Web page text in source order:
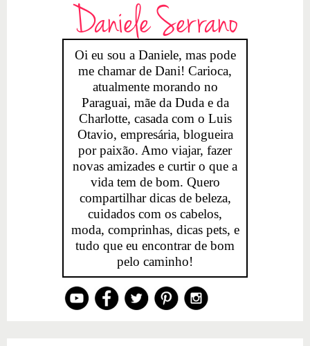
Daniele Serrano
Oi eu sou a Daniele, mas pode
me chamar de Dani! Carioca,
atualmente morando no
Paraguai, mãe da Duda e da
Charlotte, casada com o Luis
Otavio, empresária, blogueira
por paixão. Amo viajar, fazer
novas amizades e curtir o que a
vida tem de bom. Quero
compartilhar dicas de beleza,
cuidados com os cabelos,
moda, comprinhas, dicas pets, e
tudo que eu encontrar de bom
pelo caminho!